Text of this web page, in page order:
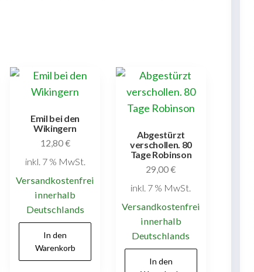
Emil bei den
Wikingern
12,80€
inkl. 7 % MwSt.
Versandkostenfrei
innerhalb
Deutschlands
In den
Warenkorb
Abgestürzt
verschollen. 80
Tage Robinson
29,00€
inkl. 7 % MwSt.
Versandkostenfrei
innerhalb
Deutschlands
In den